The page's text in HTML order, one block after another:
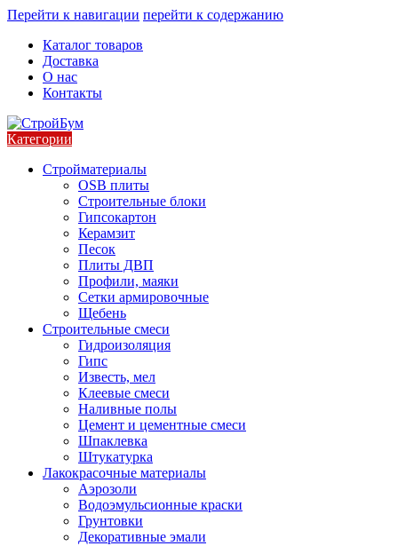
Перейти к навигации перейти к содержанию
Каталог товаров
Доставка
О нас
Контакты
Категории
Стройматериалы
OSB плиты
Строительные блоки
Гипсокартон
Керамзит
Песок
Плиты ДВП
Профили, маяки
Сетки армировочные
Щебень
Строительные смеси
Гидроизоляция
Гипс
Известь, мел
Клеевые смеси
Наливные полы
Цемент и цементные смеси
Шпаклевка
Штукатурка
Лакокрасочные материалы
Аэрозоли
Водоэмульсионные краски
Грунтовки
Декоративные эмали